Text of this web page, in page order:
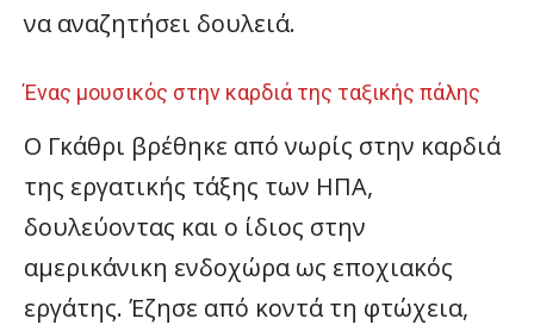
να αναζητήσει δουλειά.
Ένας μουσικός στην καρδιά της ταξικής πάλης
Ο Γκάθρι βρέθηκε από νωρίς στην καρδιά
της εργατικής τάξης των ΗΠΑ,
δουλεύοντας και ο ίδιος στην
αμερικάνικη ενδοχώρα ως εποχιακός
εργάτης. Έζησε από κοντά τη φτώχεια,